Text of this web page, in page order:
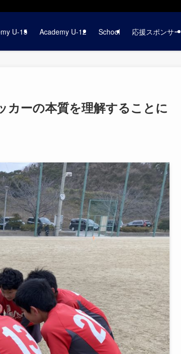
U-15 Academy U-12 School 応援スポンサー
カーの本質を理解することに